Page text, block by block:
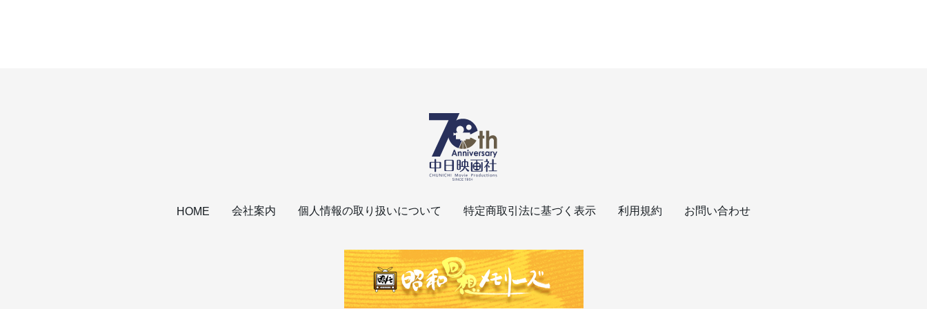
HOME 会社案内 個人情報の取り扱いについて 特定商取引法に基づく表示 利用規約 お問い合わせ